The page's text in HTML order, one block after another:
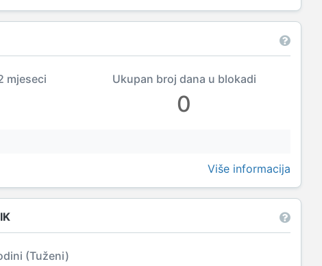
mjeseci Ukupan broj dana u blokadi
0
Više informacija
(Tuženi)